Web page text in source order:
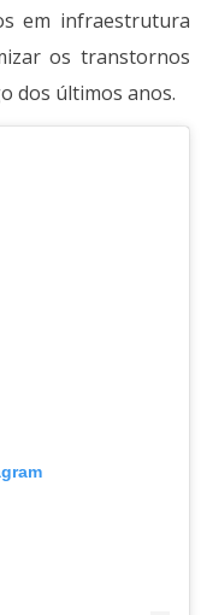
em infraestrutura
os transtornos
dos últimos anos.